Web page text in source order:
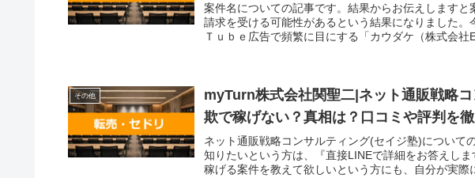
案件名についての記事です。結果からお伝えします
請求を受ける可能性があるという結果になりました。
Ｔｕｂｅ広告で頻繁に目にする「カウダケ（株式会社
その他
myTurn株式会社関聖二|ネット通販戦略
欺で稼げない？真相は？口コミや評判を
ネット通販戦略コンサルティング(セイジ塾)について
知りたいという方は、『直接LINEで詳細をお答えし
稼げる案件を教えて欲しいという方にも、自分が実際